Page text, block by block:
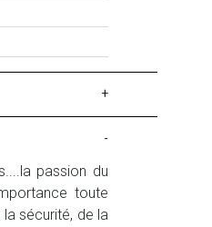
+
-
passion du
toute
sécurité, de la